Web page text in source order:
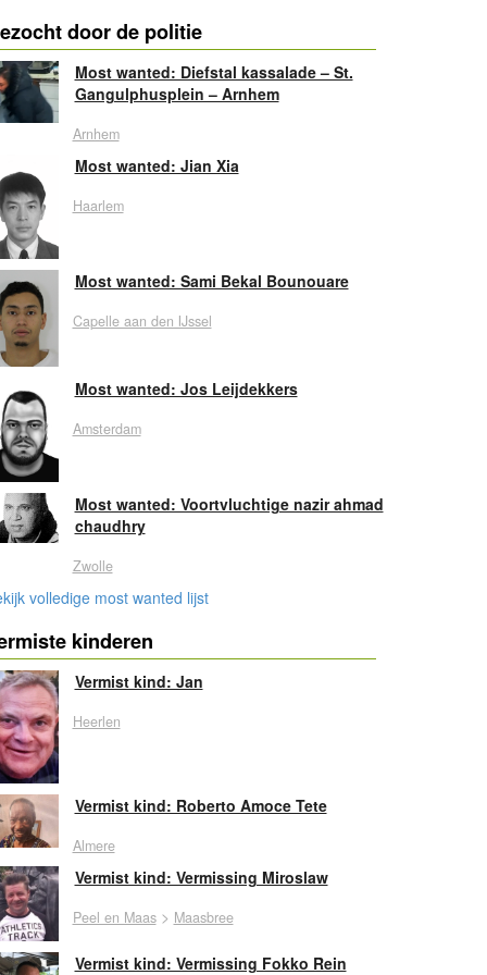
door de politie
Most wanted: Diefstal kassalade – St.
Gangulphusplein – Arnhem
Arnhem
Most wanted: Jian Xia
Haarlem
Most wanted: Sami Bekal Bounouare
Capelle aan den IJssel
Most wanted: Jos Leijdekkers
Amsterdam
Most wanted: Voortvluchtige nazir ahmad
chaudhry
Zwolle
volledige most wanted lijst
kinderen
Vermist kind: Jan
Heerlen
Vermist kind: Roberto Amoce Tete
Almere
Vermist kind: Vermissing Miroslaw
Peel en Maas> Maasbree
Vermist kind: Vermissing Fokko Rein